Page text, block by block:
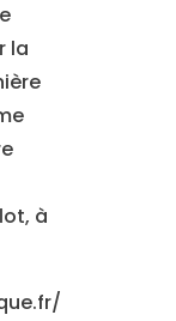
la
à